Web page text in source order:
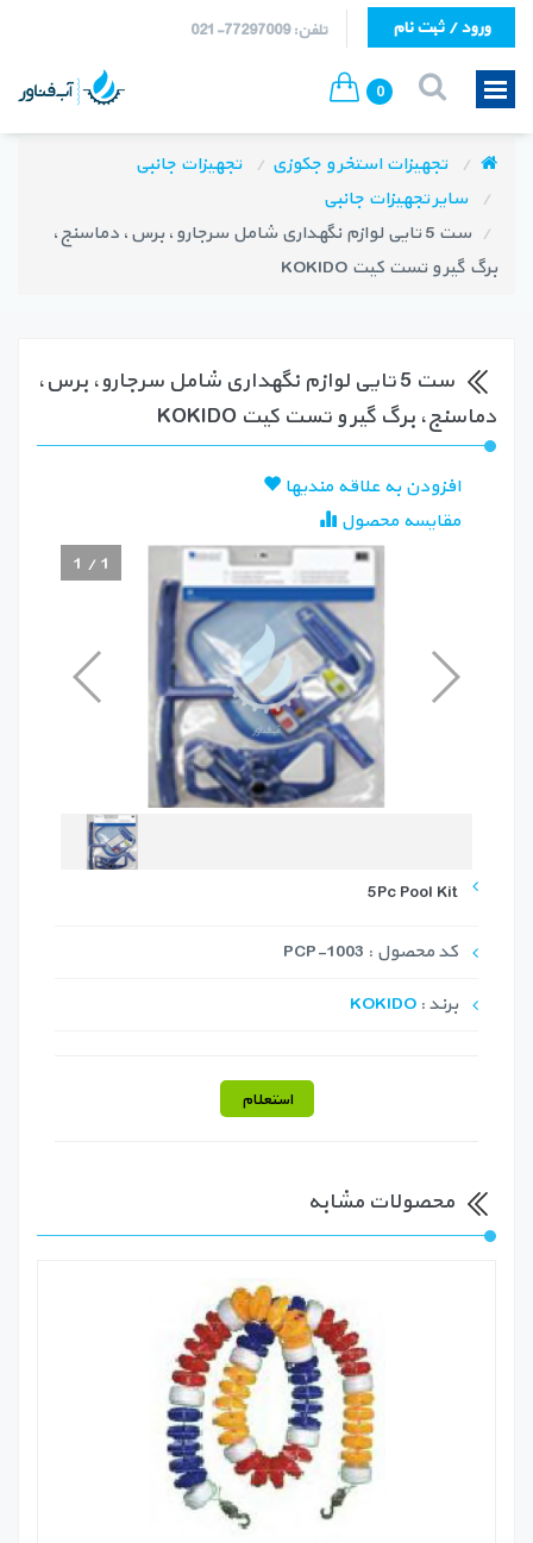
تلفن: 77297009-021 ورود / ثبت نام
0
تجهیزات استخر و جکوزی
تجهیزات جانبی
سایر تجهیزات جانبی
ست 5 تایی لوازم نگهداری شامل سرجارو، برس، دماسنج،
برگ گیر و تست کیت KOKIDO
ست 5 تایی لوازم نگهداری شامل سرجارو، برس،
دماسنج، برگ گیر و تست کیت KOKIDO
افزودن به علاقه مندیها
مقایسه محصول
1 /1
5Pc Pool Kit
کد محصول : PCP-1003
برند : KOKIDO
استعلام
محصولات مشابه